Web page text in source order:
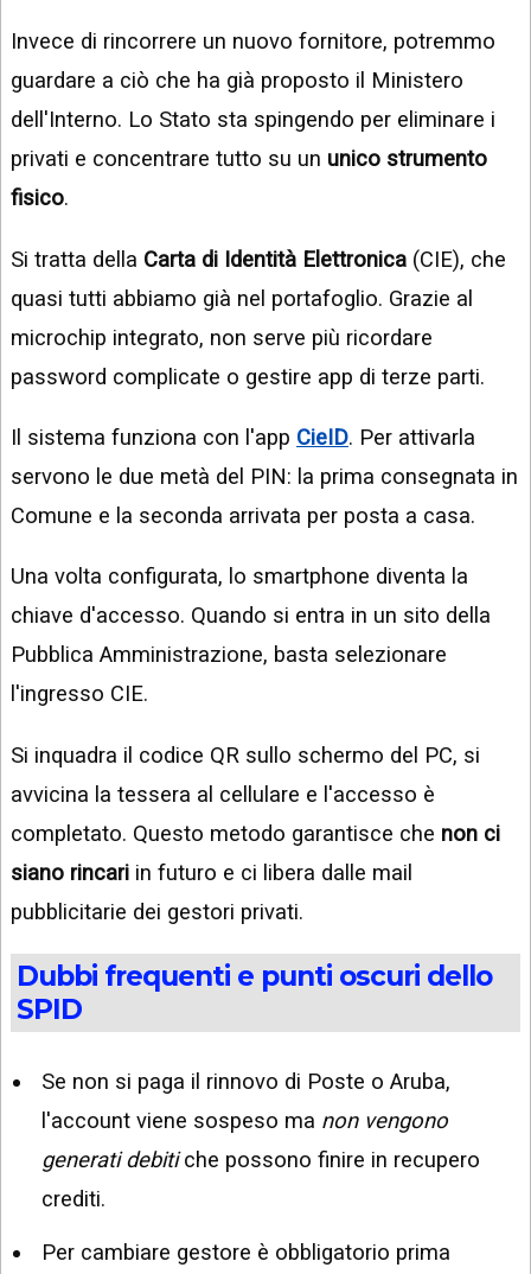
Invece di rincorrere un nuovo fornitore, potremmo
guardare a ciò che ha già proposto il Ministero
dell'Interno. Lo Stato sta spingendo per eliminare i
privati e concentrare tutto su un unico strumento
fisico.
Si tratta della Carta di Identità Elettronica (CIE), che
quasi tutti abbiamo già nel portafoglio. Grazie al
microchip integrato, non serve più ricordare
password complicate o gestire app di terze parti.
Il sistema funziona con l'app CieID. Per attivarla
servono le due metà del PIN: la prima consegnata in
Comune e la seconda arrivata per posta a casa.
Una volta configurata, lo smartphone diventa la
chiave d'accesso. Quando si entra in un sito della
Pubblica Amministrazione, basta selezionare
l'ingresso CIE.
Si inquadra il codice QR sullo schermo del PC, si
avvicina la tessera al cellulare e l'accesso è
completato. Questo metodo garantisce che non ci
siano rincari in futuro e ci libera dalle mail
pubblicitarie dei gestori privati.
Dubbi frequenti e punti oscuri dello
SPID
Se non si paga il rinnovo di Poste o Aruba,
l'account viene sospeso ma non vengono
generati debitiche possono finire in recupero
crediti.
Per cambiare gestore è obbligatorio prima